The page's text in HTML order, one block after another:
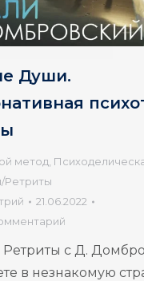
Души.
метод
Ретриты
21.06.2022
Ретриты с Д.
в незнакомую